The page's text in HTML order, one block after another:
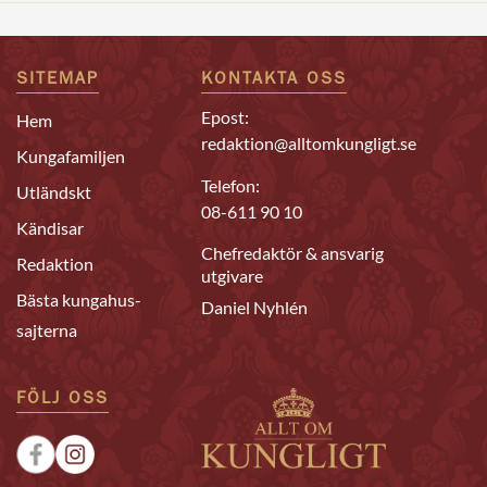
SITEMAP
Hem
Kungafamiljen
Utländskt
Kändisar
Redaktion
Bästa kungahus-
sajterna
KONTAKTA OSS
Epost:
redaktion@alltomkungligt.se
Telefon:
08-611 90 10
Chefredaktör & ansvarig
utgivare
Daniel Nyhlén
FÖLJ OSS